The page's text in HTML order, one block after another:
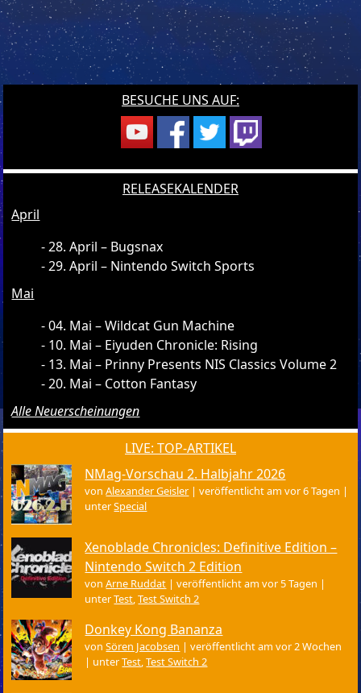
BESUCHE UNS AUF:
RELEASEKALENDER
April
28. April – Bugsnax
29. April – Nintendo Switch Sports
Mai
04. Mai – Wildcat Gun Machine
10. Mai – Eiyuden Chronicle: Rising
13. Mai – Prinny Presents NIS Classics Volume 2
20. Mai – Cotton Fantasy
Alle Neuerscheinungen
LIVE: TOP-ARTIKEL
NMag-Vorschau 2. Halbjahr 2026
vonAlexander Geisler |veröffentlicht am vor 6 Tagen |
unterSpecial
Xenoblade Chronicles: Definitive Edition –
Nintendo Switch 2 Edition
vonArne Ruddat |veröffentlicht am vor 5 Tagen |
unterTest,Test Switch 2
Donkey Kong Bananza
vonSören Jacobsen |veröffentlicht am vor 2 Wochen
| unterTest,Test Switch 2